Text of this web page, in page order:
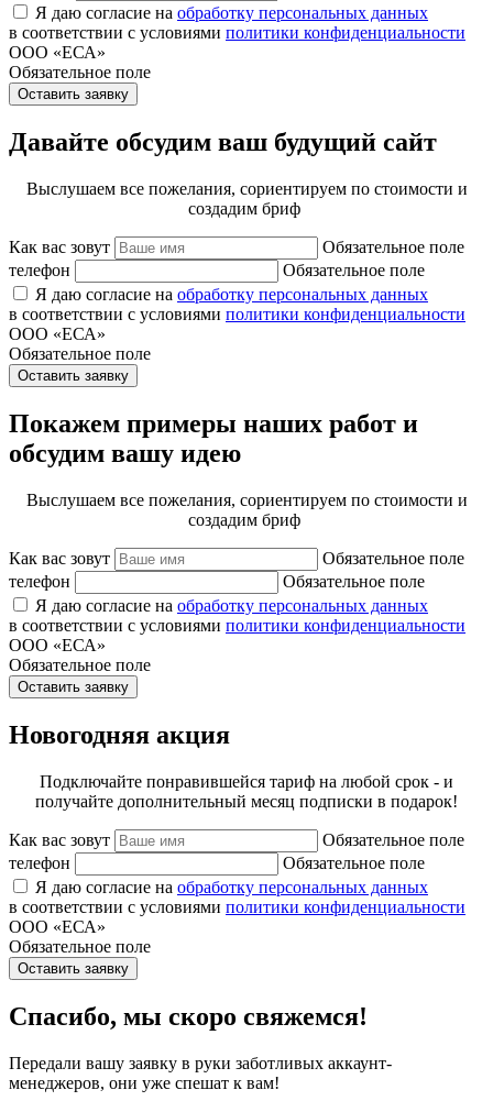
Я даю согласие на обработку персональных данных
в соответствии с условиями политики конфиденциальности
ООО «ЕСА»
Обязательное поле
Оставить заявку
Давайте обсудим ваш будущий сайт
Выслушаем все пожелания, сориентируем по стоимости и
создадим бриф
Как вас зовут
Обязательное поле
телефон
Обязательное поле
Я даю согласие на обработку персональных данных
в соответствии с условиями политики конфиденциальности
ООО «ЕСА»
Обязательное поле
Оставить заявку
Покажем примеры наших работ и
обсудим вашу идею
Выслушаем все пожелания, сориентируем по стоимости и
создадим бриф
Как вас зовут
Обязательное поле
телефон
Обязательное поле
Я даю согласие на обработку персональных данных
в соответствии с условиями политики конфиденциальности
ООО «ЕСА»
Обязательное поле
Оставить заявку
Новогодняя акция
Подключайте понравившейся тариф на любой срок - и
получайте дополнительный месяц подписки в подарок!
Как вас зовут
Обязательное поле
телефон
Обязательное поле
Я даю согласие на обработку персональных данных
в соответствии с условиями политики конфиденциальности
ООО «ЕСА»
Обязательное поле
Оставить заявку
Спасибо, мы скоро свяжемся!
Передали вашу заявку в руки заботливых аккаунт-
менеджеров, они уже спешат к вам!